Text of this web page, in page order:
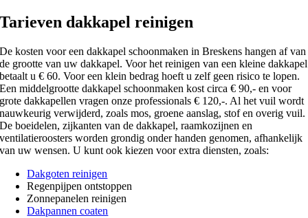
Tarieven dakkapel reinigen
De kosten voor een dakkapel schoonmaken in Breskens hangen af van
de grootte van uw dakkapel. Voor het reinigen van een kleine dakkapel
betaalt u € 60. Voor een klein bedrag hoeft u zelf geen risico te lopen.
Een middelgrootte dakkapel schoonmaken kost circa € 90,- en voor
grote dakkapellen vragen onze professionals € 120,-. Al het vuil wordt
nauwkeurig verwijderd, zoals mos, groene aanslag, stof en overig vuil.
De boeidelen, zijkanten van de dakkapel, raamkozijnen en
ventilatieroosters worden grondig onder handen genomen, afhankelijk
van uw wensen. U kunt ook kiezen voor extra diensten, zoals:
Dakgoten reinigen
Regenpijpen ontstoppen
Zonnepanelen reinigen
Dakpannen coaten